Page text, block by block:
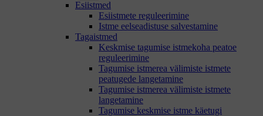
Esiistmed
Esiistmete reguleerimine
Istme eelseadistuse salvestamine
Tagaistmed
Keskmise tagumise istmekoha peatoe
reguleerimine
Tagumise istmerea välimiste istmete
peatugede langetamine
Tagumise istmerea välimiste istmete
langetamine
Tagumise keskmise istme käetugi